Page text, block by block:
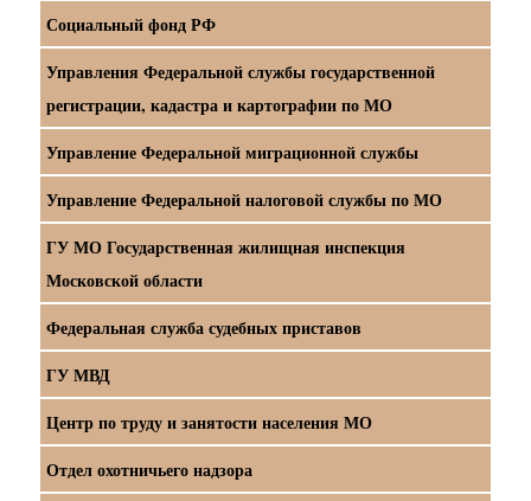
Социальный фонд РФ
Управления Федеральной службы государственной
регистрации, кадастра и картографии по МО
Управление Федеральной миграционной службы
Управление Федеральной налоговой службы по МО
ГУ МО Государственная жилищная инспекция
Московской области
Федеральная служба судебных приставов
ГУ МВД
Центр по труду и занятости населения МО
Отдел охотничьего надзора